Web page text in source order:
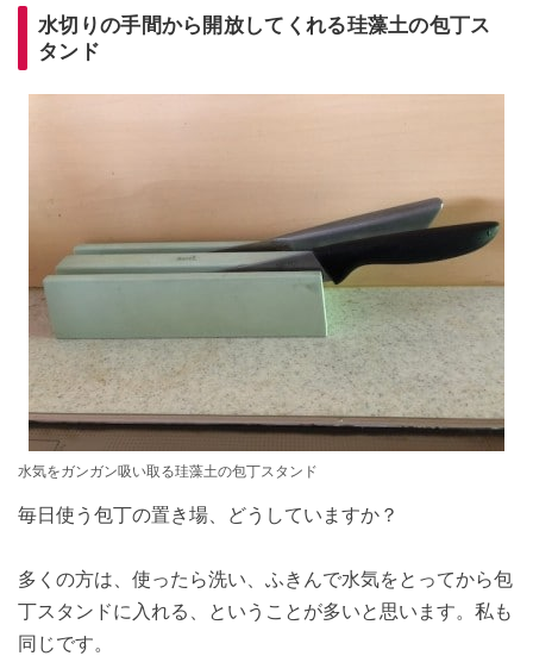
水切りの手間から開放してくれる珪藻土の包丁ス
タンド
水気をガンガン吸い取る珪藻土の包丁スタンド
毎日使う包丁の置き場、どうしていますか？
多くの方は、使ったら洗い、ふきんで水気をとってから包
丁スタンドに入れる、ということが多いと思います。私も
同じです。